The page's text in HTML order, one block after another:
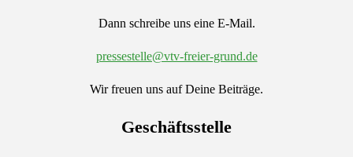
Dann schreibe uns eine E-Mail.
pressestelle@vtv-freier-grund.de
Wir freuen uns auf Deine Beiträge.
Geschäftsstelle